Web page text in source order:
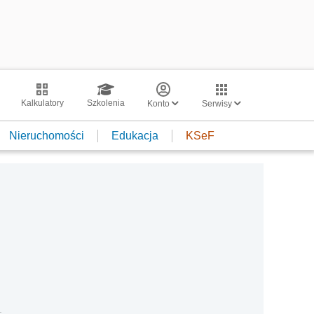
Kalkulatory Szkolenia Konto Serwisy
Nieruchomości Edukacja KSeF